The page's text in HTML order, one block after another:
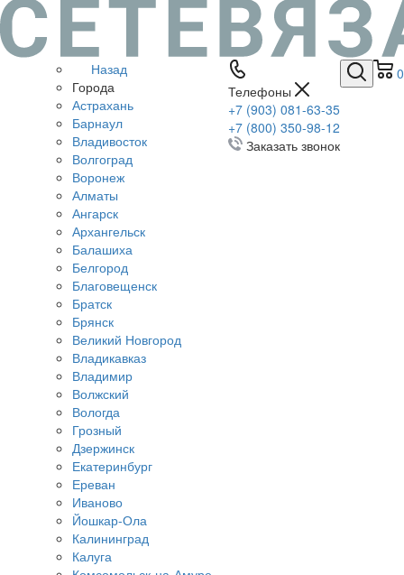
0
Телефоны
+7 (903) 081-63-35
+7 (800) 350-98-12
Заказать звонок
Назад
Города
Астрахань
Барнаул
Владивосток
Волгоград
Воронеж
Алматы
Ангарск
Архангельск
Балашиха
Белгород
Благовещенск
Братск
Брянск
Великий Новгород
Владикавказ
Владимир
Волжский
Вологда
Грозный
Дзержинск
Екатеринбург
Ереван
Иваново
Йошкар-Ола
Калининград
Калуга